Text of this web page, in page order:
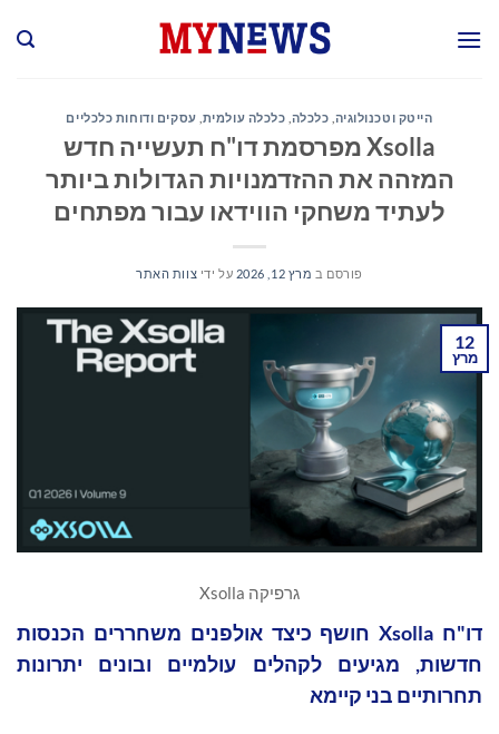
הייטק וטכנולוגיה כלכלה כלכלה עולמית עסקים ודוחות כלכליים
Xsolla מפרסמת דו"ח תעשייה חדש
המזהה את ההזדמנויות הגדולות ביותר
לעתיד משחקי הווידאו עבור מפתחים
פורסם ב מרץ 12, 2026 על ידי צוות האתר
12
מרץ
גרפיקה Xsolla
דו"ח Xsolla חושף כיצד אולפנים משחררים הכנסות
חדשות, מגיעים לקהלים עולמיים ובונים יתרונות
תחרותיים בני קיימא